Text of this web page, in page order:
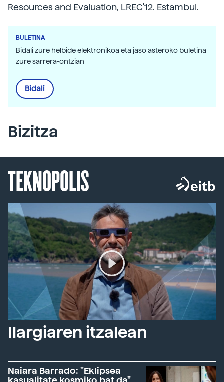
Resources and Evaluation, LREC'12. Estambul.
BULETINA
Bidali zure helbide elektronikoa eta jaso asteroko buletina
zure sarrera-ontzian
Bidali
Bizitza
TEKNOPOLIS
Ilargiaren itzalean
Naiara Barrado: "Eklipsea